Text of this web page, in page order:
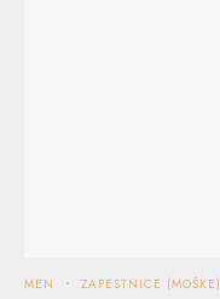
MEN ZAPESTNICE (MOŠKE)